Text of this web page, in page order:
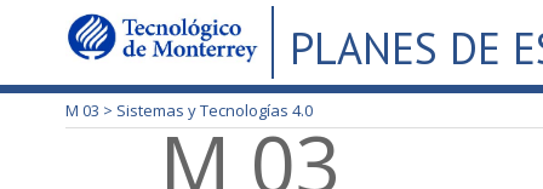
PLANES DE
M 03 > Sistemas y Tecnologías 4.0
M 03